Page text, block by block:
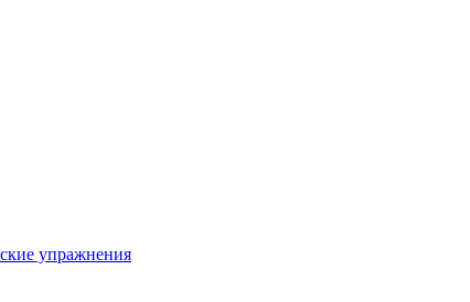
упражнения